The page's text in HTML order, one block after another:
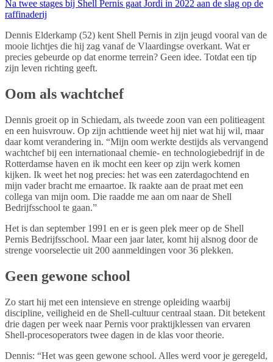
Na twee stages bij Shell Pernis gaat Jordi in 2022 aan de slag op de
raffinaderij
Dennis Elderkamp (52) kent Shell Pernis in zijn jeugd vooral van de
mooie lichtjes die hij zag vanaf de Vlaardingse overkant. Wat er
precies gebeurde op dat enorme terrein? Geen idee. Totdat een tip
zijn leven richting geeft.
Oom als wachtchef
Dennis groeit op in Schiedam, als tweede zoon van een politieagent
en een huisvrouw. Op zijn achttiende weet hij niet wat hij wil, maar
daar komt verandering in. “Mijn oom werkte destijds als vervangend
wachtchef bij een internationaal chemie- en technologiebedrijf in de
Rotterdamse haven en ik mocht een keer op zijn werk komen
kijken. Ik weet het nog precies: het was een zaterdagochtend en
mijn vader bracht me ernaartoe. Ik raakte aan de praat met een
collega van mijn oom. Die raadde me aan om naar de Shell
Bedrijfsschool te gaan.”
Het is dan september 1991 en er is geen plek meer op de Shell
Pernis Bedrijfsschool. Maar een jaar later, komt hij alsnog door de
strenge voorselectie uit 200 aanmeldingen voor 36 plekken.
Geen gewone school
Zo start hij met een intensieve en strenge opleiding waarbij
discipline, veiligheid en de Shell‑cultuur centraal staan. Dit betekent
drie dagen per week naar Pernis voor praktijklessen van ervaren
Shell-procesoperators twee dagen in de klas voor theorie.
Dennis: “Het was geen gewone school. Alles werd voor je geregeld,